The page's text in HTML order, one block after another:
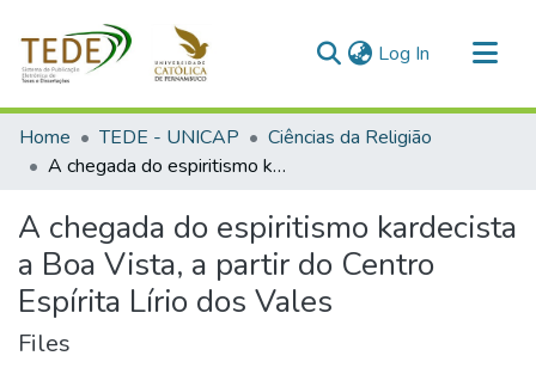
Log In (current)
Communities & Collections
All of DSpace
Home TEDE - UNICAP
Ciências da Religião
A chegada do espiritismo kardecista a Boa Vista, a partir do Centro Espírita Lírio dos Vales
A chegada do espiritismo kardecista
a Boa Vista, a partir do Centro
Espírita Lírio dos Vales
Files